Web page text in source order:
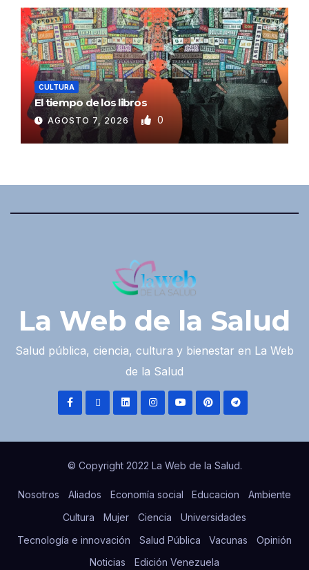
CULTURA
El tiempo de los libros
AGOSTO 7, 2026 0
La Web de la Salud
Salud pública, ciencia, cultura y bienestar en La Web
de la Salud
© Copyright 2022 La Web de la Salud.
Nosotros Aliados Economía social Educacion
Ambiente
Cultura
Mujer Ciencia
Universidades
Tecnología e innovación
Salud Pública Vacunas
Opinión
Noticias
Edición Venezuela